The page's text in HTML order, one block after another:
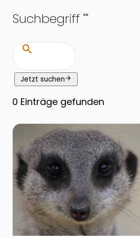
Suchbegriff ""
search
Jetzt suchenarrow_forward
0 Einträge gefunden
Zur Detailseite von Zoo Linz -